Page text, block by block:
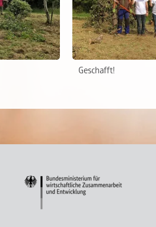
Geschafft!